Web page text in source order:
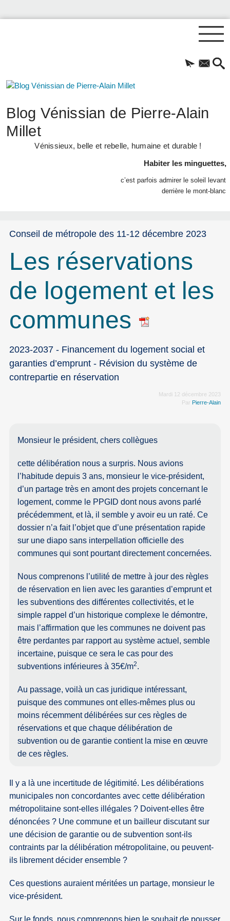
Blog Vénissian de Pierre-Alain
Millet
Vénissieux, belle et rebelle, humaine et durable !
Habiter les minguettes,
c’est parfois admirer le soleil levant
derrière le mont-blanc
Conseil de métropole des 11-12 décembre 2023
Les réservations
de logement et les
communes
2023-2037 - Financement du logement social et
garanties d’emprunt - Révision du système de
contrepartie en réservation
Mardi 12 décembre 2023
Par Pierre-Alain
Monsieur le président, chers collègues
cette délibération nous a surpris. Nous avions
l’habitude depuis 3 ans, monsieur le vice-président,
d’un partage très en amont des projets concernant le
logement, comme le PPGID dont nous avons parlé
précédemment, et là, il semble y avoir eu un raté. Ce
dossier n’a fait l’objet que d’une présentation rapide
sur une diapo sans interpellation officielle des
communes qui sont pourtant directement concernées.
Nous comprenons l’utilité de mettre à jour des règles
de réservation en lien avec les garanties d’emprunt et
les subventions des différentes collectivités, et le
simple rappel d’un historique complexe le démontre,
mais l’affirmation que les communes ne doivent pas
être perdantes par rapport au système actuel, semble
incertaine, puisque ce sera le cas pour des
subventions inférieures à 35€/m2.
Au passage, voilà un cas juridique intéressant,
puisque des communes ont elles-mêmes plus ou
moins récemment délibérées sur ces règles de
réservations et que chaque délibération de
subvention ou de garantie contient la mise en œuvre
de ces règles.
Il y a là une incertitude de légitimité. Les délibérations
municipales non concordantes avec cette délibération
métropolitaine sont-elles illégales ? Doivent-elles être
dénoncées ? Une commune et un bailleur discutant sur
une décision de garantie ou de subvention sont-ils
contraints par la délibération métropolitaine, ou peuvent-
ils librement décider ensemble ?
Ces questions auraient méritées un partage, monsieur le
vice-président.